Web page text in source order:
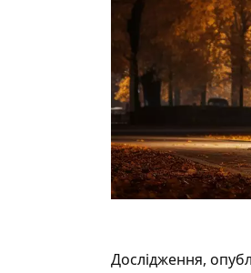
Дослідження,